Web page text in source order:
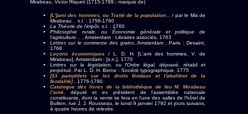
Mirabeau, Victor Riqueti (1715-1789 ; marquis de)
[L']ami des hommes, ou Traité de la population...
/ par le Mis de
Mirabeau , s.l. : 1756-1760
La Théorie de l'impôt , s.l. : 1760
Philosophie rurale, ou Économie générale et politique de
l'agriculture...
, Amsterdam : Libraires associés, 1763
Lettres sur le commerce des grains. Amsterdam ; Paris : Desaint,
1768
Leçons économiques / L. D. H. [L'ami des hommes, V. de
Mirabeau], Amsterdam : [s.n.], 1770
Lettres sur la législation, ou l'Ordre légal, dépravé, rétabli et
perpétué . Par L. D. H. Berne : Société typographique, 1775
[33 pamphlets sur les droits féodaux et l'abolition de la
féodalité], 1776-1790
Catalogue des livres de la bibliothèque de feu M. Mirabeau
l’ainé , député et ex président de l’assemblée nationale
constituante, dont la vente se fera en l’une des salles de l’hôtel de
Bullion, rue J. J. Rousseau, le lundi 9 janvier 1792 et jours suivans,
à quatre heures de relevée.